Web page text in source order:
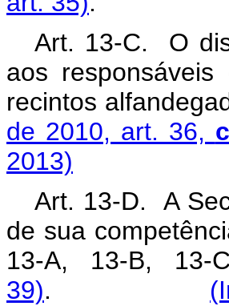
Art. 13-C. O
aos
recintos
de 2010, art. 36,
2013)
Art. 13-D. A
de sua
13-A, 13-B,
39).